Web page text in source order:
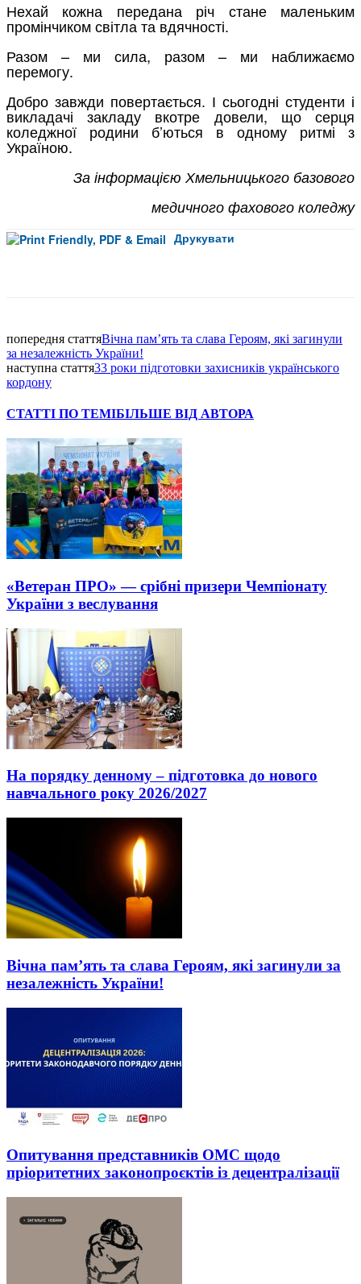
Нехай кожна передана річ стане маленьким
промінчиком світла та вдячності.
Разом – ми сила, разом – ми наближаємо
перемогу.
Добро завжди повертається. І сьогодні студенти і
викладачі закладу вкотре довели, що серця
коледжної родини б’ються в одному ритмі з
Україною.
За інформацією Хмельницького базового
медичного фахового коледжу
Друкувати
попередня статтяВічна пам’ять та слава Героям, які загинули
за незалежність України!
наступна стаття33 роки підготовки захисників українського
кордону
СТАТТІ ПО ТЕМІБІЛЬШЕ ВІД АВТОРА
«Ветеран ПРО» — срібні призери Чемпіонату
України з веслування
На порядку денному – підготовка до нового
навчального року 2026/2027
Вічна пам’ять та слава Героям, які загинули за
незалежність України!
Опитування представників ОМС щодо
пріоритетних законопроєктів із децентралізації